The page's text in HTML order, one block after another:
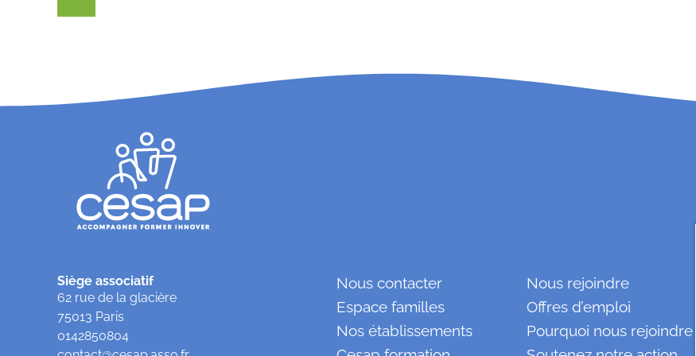
Siège associatif
62 rue de la glacière
75013 Paris
0142850804
Nous contacter
Espace familles
Nos établissements
Nous rejoindre
Offres d’emploi
Pourquoi nous rejoindre ?